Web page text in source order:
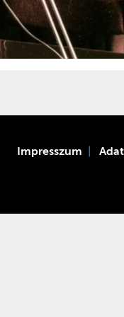
Impresszum